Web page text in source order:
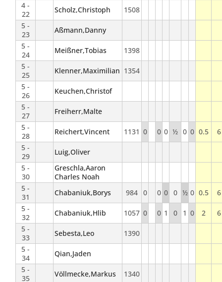
4 -
22
Scholz,Christoph
1508
5 -
23
Aßmann,Danny
5 -
24
Meißner,Tobias
1398
5 -
25
Klenner,Maximilian 1354
5 -
26
Keuchen,Christof
5 -
27
Freiherr,Malte
5 -
28
Reichert,Vincent 1131 0 0 0 ½ 0 0 0.5
6
5 -
29
Luig,Oliver
5 -
30
Greschla,Aaron
Charles Noah
5 -
31
Chabaniuk,Borys 984 0 0 0 0 ½ 0 0.5
6
5 -
32
Chabaniuk,Hlib 1057 0 0 1 0 1 0 2
6
5 -
33
Sebesta,Leo
1390
5 -
34
Qian,Jaden
5 -
35
Völlmecke,Markus 1340